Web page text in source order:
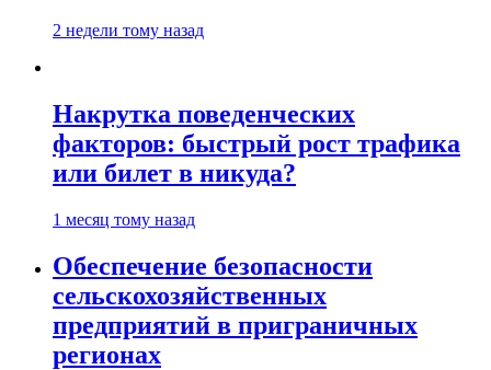
2 недели тому назад
Накрутка поведенческих
факторов: быстрый рост трафика
или билет в никуда?
1 месяц тому назад
Обеспечение безопасности
сельскохозяйственных
предприятий в приграничных
регионах